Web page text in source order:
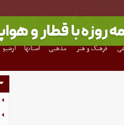
فرهنگ و هنر مذهبی استانها آرشیو